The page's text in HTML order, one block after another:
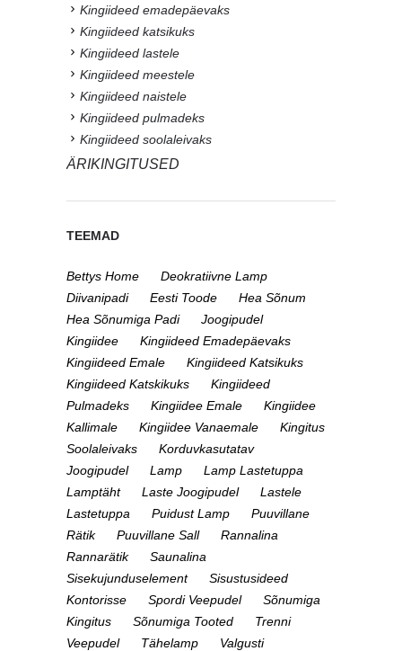
Kingiideed emadepäevaks
Kingiideed katsikuks
Kingiideed lastele
Kingiideed meestele
Kingiideed naistele
Kingiideed pulmadeks
Kingiideed soolaleivaks
ÄRIKINGITUSED
TEEMAD
Bettys Home
Deokratiivne Lamp
Diivanipadi
Eesti Toode
Hea Sõnum
Hea Sõnumiga Padi
Joogipudel
Kingiidee
Kingiideed Emadepäevaks
Kingiideed Emale
Kingiideed Katsikuks
Kingiideed Katskikuks
Kingiideed
Pulmadeks
Kingiidee Emale
Kingiidee
Kallimale
Kingiidee Vanaemale
Kingitus
Soolaleivaks
Korduvkasutatav
Joogipudel
Lamp
Lamp Lastetuppa
Lamptäht
Laste Joogipudel
Lastele
Lastetuppa
Puidust Lamp
Puuvillane
Rätik
Puuvillane Sall
Rannalina
Rannarätik
Saunalina
Sisekujunduselement
Sisustusideed
Kontorisse
Spordi Veepudel
Sõnumiga
Kingitus
Sõnumiga Tooted
Trenni
Veepudel
Tähelamp
Valgusti